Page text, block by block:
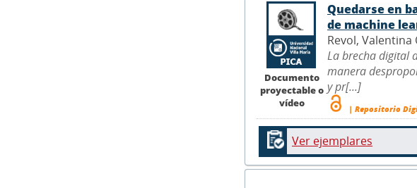
Documento
proyectable o
vídeo
Quedarse en
de machine
Revol, Valentina
La brecha digital
manera
y pr[...]
| Repositorio
Ver ejemplares